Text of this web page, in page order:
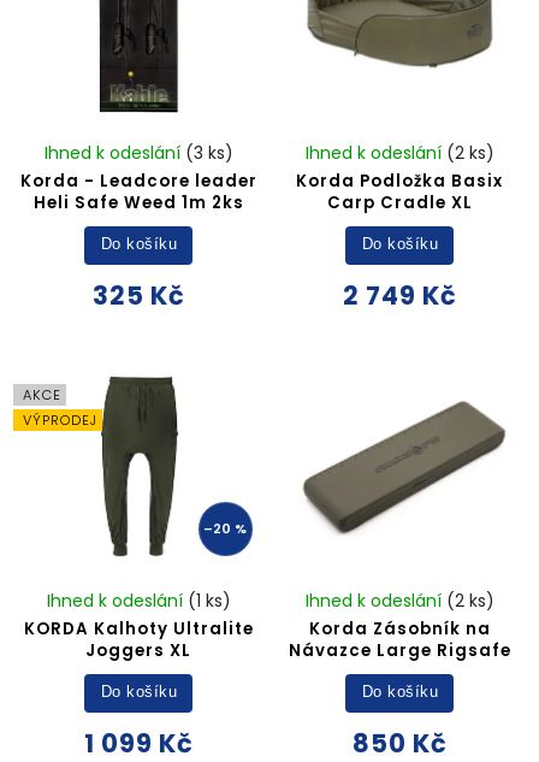
Korda - Leadcore leader
Heli Safe Weed 1m 2ks
Ihned k odeslání (3 ks)
325 Kč
Do košíku
Korda Podložka Basix
Carp Cradle XL
Ihned k odeslání (2 ks)
2 749 Kč
Do košíku
AKCE
VÝPRODEJ
–20 %
KORDA Kalhoty Ultralite
Joggers XL
Ihned k odeslání (1 ks)
1 099 Kč
Do košíku
Korda Zásobník na
Návazce Large Rigsafe
Ihned k odeslání (2 ks)
850 Kč
Do košíku